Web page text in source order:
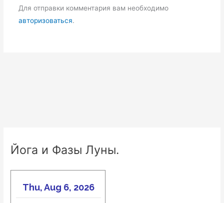
Для отправки комментария вам необходимо
авторизоваться.
Йога и Фазы Луны.